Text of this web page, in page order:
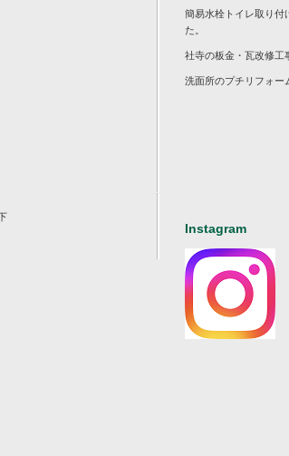
簡易水栓トイレ取り付
た。
社寺の板金・瓦改修工
洗面所のプチリフォー
Instagram